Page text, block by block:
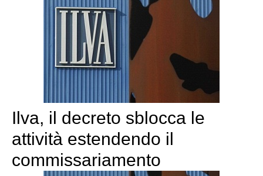
Ilva, il decreto sblocca le
attività estendendo il
commissariamento